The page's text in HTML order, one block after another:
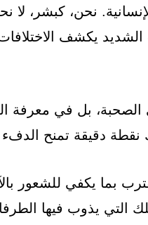
نحن، كبشر، لا
الشديد يكشف
الصحبة، بل في معرفة
نقطة دقيقة تمنح
بما يكفي للشعور
يذوب فيها